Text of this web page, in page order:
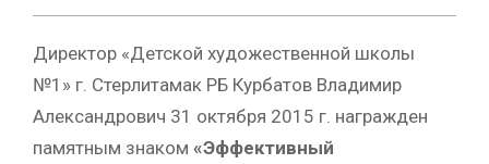
Директор «Детской художественной школы
№1» г. Стерлитамак РБ Курбатов Владимир
Александрович 31 октября 2015 г. награжден
памятным знаком «Эффективный